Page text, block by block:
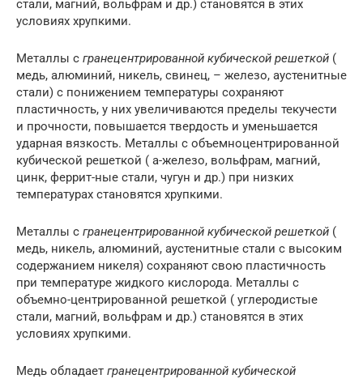
стали, магний, вольфрам и др.) становятся в этих
условиях хрупкими.
Металлы с гранецентрированной кубической решеткой (
медь, алюминий, никель, свинец, – железо, аустенитные
стали) с понижением температуры сохраняют
пластичность, у них увеличиваются пределы текучести
и прочности, повышается твердость и уменьшается
ударная вязкость. Металлы с объемноцентрированной
кубической решеткой ( а-железо, вольфрам, магний,
цинк, феррит-ные стали, чугун и др.) при низких
температурах становятся хрупкими.
Металлы с гранецентрированной кубической решеткой (
медь, никель, алюминий, аустенитные стали с высоким
содержанием никеля) сохраняют свою пластичность
при температуре жидкого кислорода. Металлы с
объемно-центрированной решеткой ( углеродистые
стали, магний, вольфрам и др.) становятся в этих
условиях хрупкими.
Медь обладает гранецентрированной кубической